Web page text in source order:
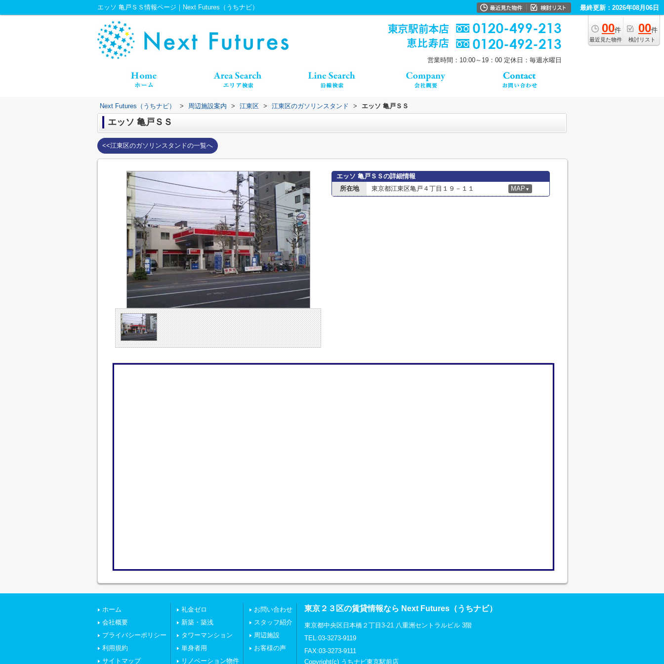
エッソ 亀戸ＳＳ情報ページ｜Next Futures（うちナビ） 最終更新：2026年08月06日
00件
最近見た物件
00件
検討リスト
営業時間：10:00～19：00 定休日：毎週水曜日
Next Futures（うちナビ） > 周辺施設案内 > 江東区 > 江東区のガソリンスタンド > エッソ 亀戸ＳＳ
エッソ 亀戸ＳＳ
<<江東区のガソリンスタンドの一覧へ
エッソ 亀戸ＳＳの詳細情報
所在地
東京都江東区亀戸４丁目１９－１１ MAP ▼
ホーム
会社概要
プライバシーポリシー
利用規約
サイトマップ
礼金ゼロ
新築・築浅
タワーマンション
単身者用
リノベーション物件
お問い合わせ
スタッフ紹介
周辺施設
お客様の声
東京２３区の賃貸情報なら Next Futures（うちナビ）
東京都中央区日本橋２丁目3-21 八重洲セントラルビル 3階
TEL:03-3273-9119
FAX:03-3273-9111
Copyright(c) うちナビ東京駅前店